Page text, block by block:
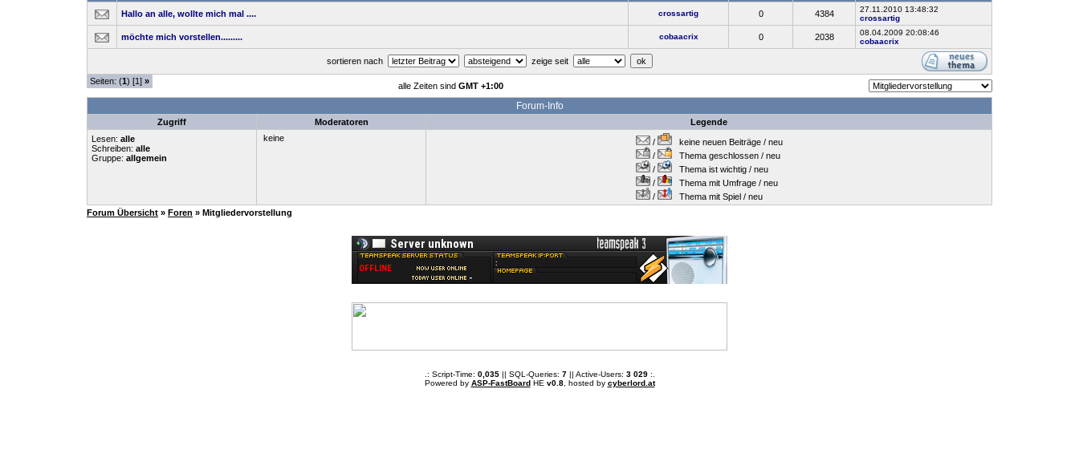
Hallo an alle, wollte mich mal .... crossartig 0 4384
27.11.2010 13:48:32
crossartig
möchte mich vorstellen......... cobaacrix 0 2038
08.04.2009 20:08:46
cobaacrix
sortieren nach zeige seit
Seiten: (1) [1] » alle Zeiten sind GMT +1:00
Forum-Info
Zugriff Moderatoren
Legende
Lesen: alle
Schreiben: alle
Gruppe: allgemein
keine /
keine neuen Beiträge / neu
/
Thema geschlossen / neu
/
Thema ist wichtig / neu
/
Thema mit Umfrage / neu
/
Thema mit Spiel / neu
Forum Übersicht » Foren » Mitgliedervorstellung
.: Script-Time: 0,035|| SQL-Queries: 7|| Active-Users: 3 029:.
Powered by ASP-FastBoardHE v0.8, hosted by cyberlord.at